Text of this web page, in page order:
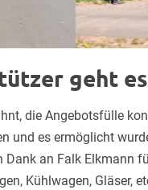
geht
die Angebotsfülle
und es ermöglicht
Dank an Falk Elkmann
Kühlwagen, Gläser,